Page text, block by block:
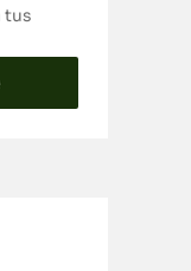
tus